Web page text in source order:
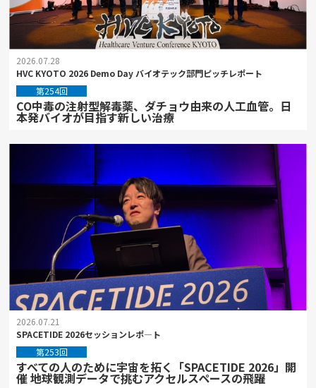
2026.07.28
HVC KYOTO 2026 Demo Day バイオテック部門ピッチレポート
第254回
CO中毒の注射型解毒薬、ダチョウ由来の人工血管。日
本発バイオが目指す新しい治療
2026.07.21
SPACETIDE 2026セッションレポ―ト
第253回
すべての人のために宇宙を拓く「SPACETIDE 2026」開
催 地球観測データで挑むアクセルスペースの飛躍